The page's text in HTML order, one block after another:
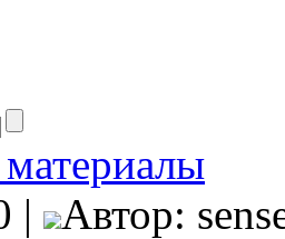
|
Автор: